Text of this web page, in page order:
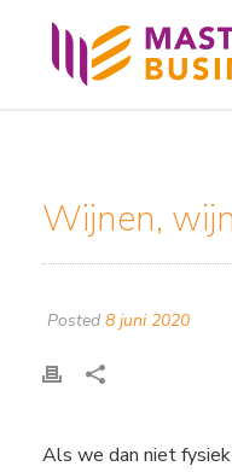
Wijnen,
Posted 8 juni 2020
Als we dan niet